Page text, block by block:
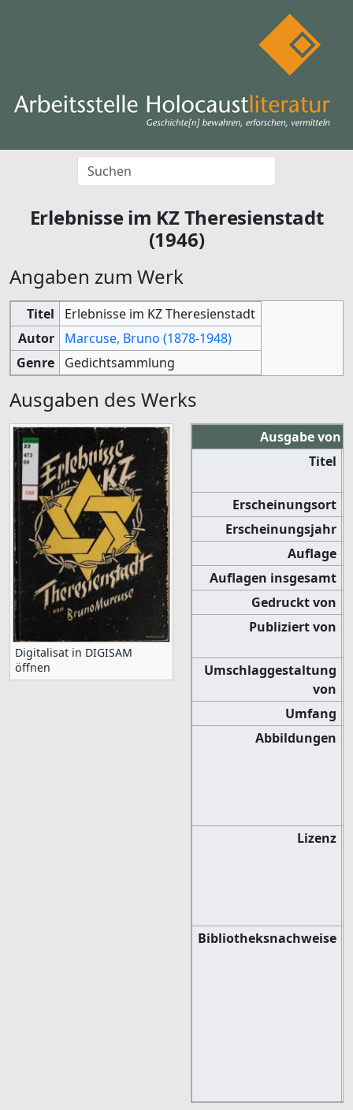
Erlebnisse im KZ Theresienstadt
(1946)
Angaben zum Werk
Titel
Erlebnisse im KZ Theresienstadt
Autor
Marcuse, Bruno (1878-1948)
Genre
Gedichtsammlung
Ausgaben des Werks
Digitalisat in DIGISAM
öffnen
Ausgabe von
Titel
Erscheinungsort
Erscheinungsjahr
Auflage
Auflagen insgesamt
Gedruckt von
Publiziert von
Umschlaggestaltung
von
Umfang
Abbildungen
Lizenz
Bibliotheksnachweise